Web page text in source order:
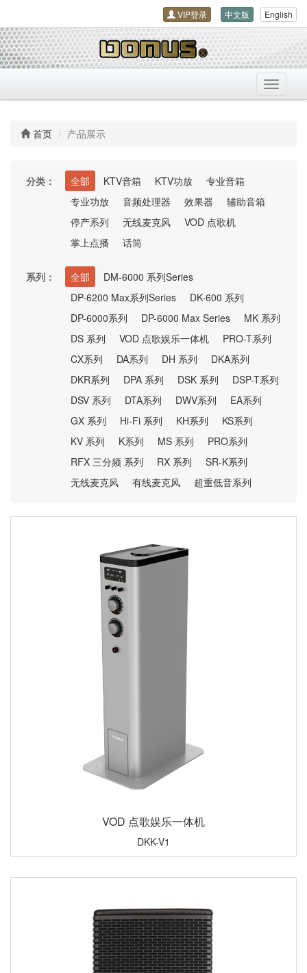
VIP登录 中文版 English
导
航
首页 产品展示
分类： 全部 KTV音箱 KTV功放
专业音箱
专业功放
音频处理器 效果器
辅助音箱
停产系列
无线麦克风
VOD 点歌机
掌上点播
话筒
系列： 全部
DM-6000 系列Series
DP-6200 Max系列Series
DK-600 系列
DP-6000系列
DP-6000 Max Series
MK 系列
DS 系列
VOD 点歌娱乐一体机
PRO-T系列
CX系列
DA系列 DH 系列
DKA系列
DKR系列
DPA 系列 DSK 系列
DSP-T系列
DSV 系列
DTA系列 DWV系列
EA系列
GX 系列
Hi-Fi 系列 KH系列
KS系列
KV 系列
K系列 MS 系列
PRO系列
RFX 三分频 系列
RX 系列
SR-K系列
无线麦克风
有线麦克风 超重低音系列
VOD 点歌娱乐一体机
DKK-V1